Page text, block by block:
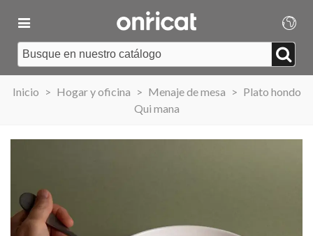
Inicio > Hogar y oficina > Menaje de mesa > Plato hondo
Qui mana